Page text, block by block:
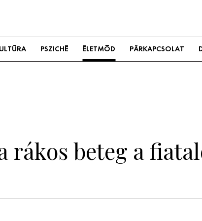
PSZICHÉ ÉLETMÓD PÁRKAPCSOLAT
rákos beteg a